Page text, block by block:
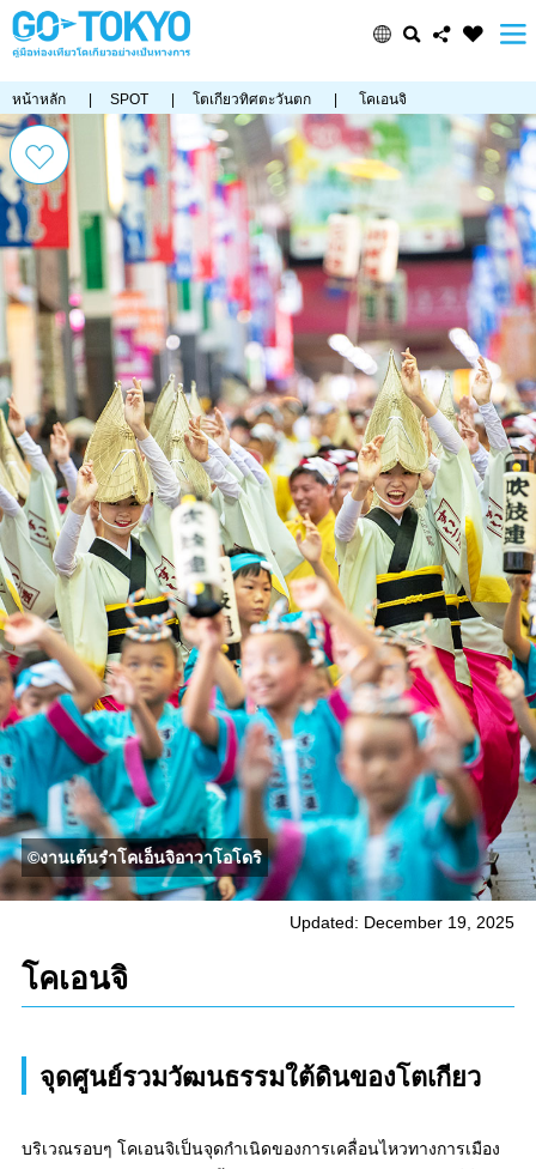
หน้าหลัก SPOT โตเกียวทิศตะวันตก โคเอนจิ
©งานเต้นรำโคเอ็นจิอาวาโอโดริ
Updated: December 19, 2025
โคเอนจิ
จุดศูนย์รวมวัฒนธรรมใต้ดินของโตเกียว
บริเวณรอบๆ โคเอนจิเป็นจุดกำเนิดของการเคลื่อนไหวทางการเมือง